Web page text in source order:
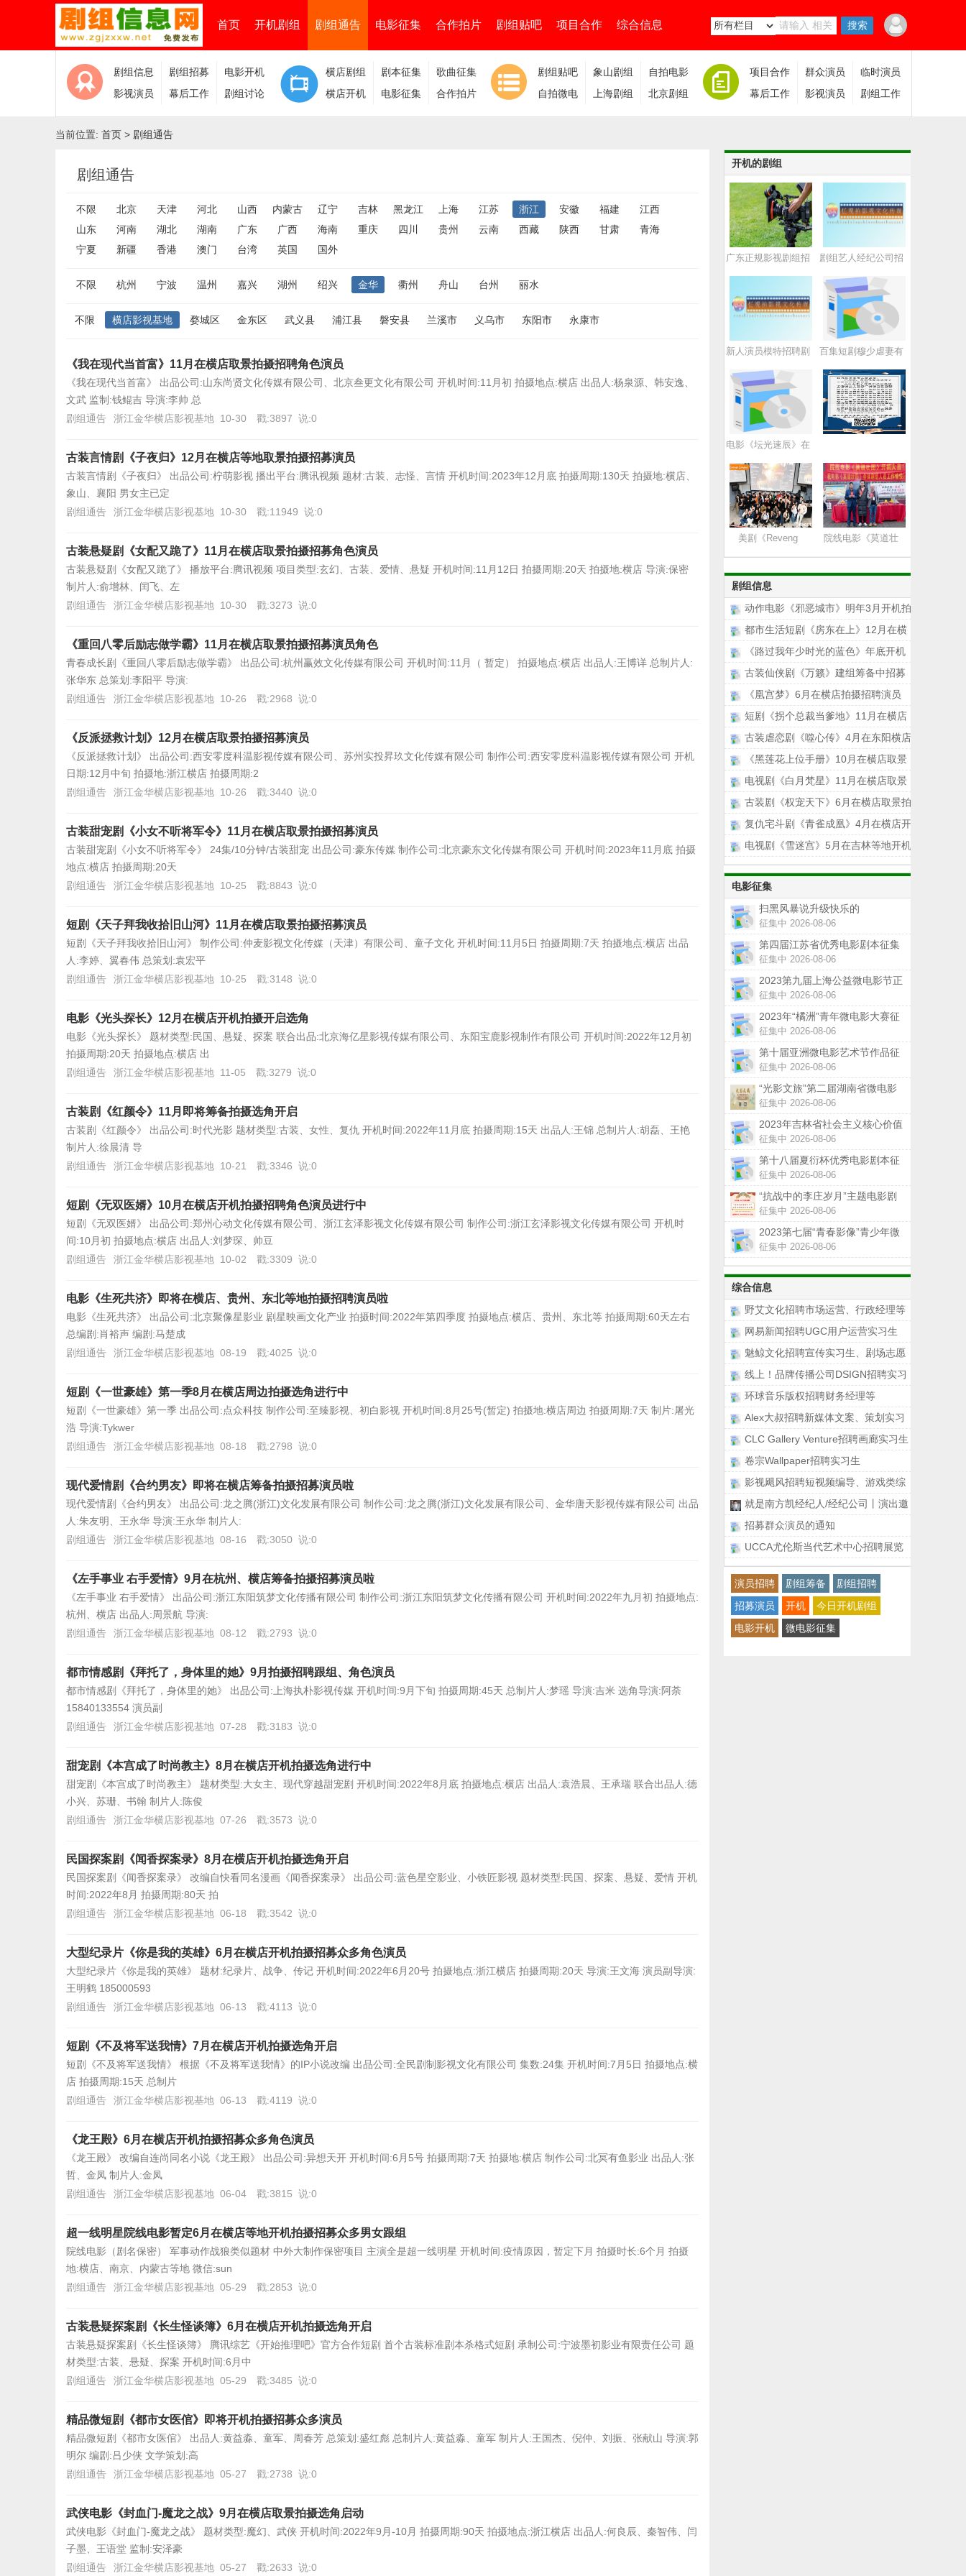
首页 开机剧组 剧组通告 电影征集 合作拍片 剧组贴吧 项目合作 综合信息
剧组信息 剧组招募
电影开机
影视演员
幕后工作 剧组讨论
横店剧组 剧本征集
歌曲征集
横店开机
电影征集 合作拍片
剧组贴吧 象山剧组
自拍电影
自拍微电
影
上海剧组 北京剧组
项目合作 群众演员
临时演员
幕后工作
影视演员 剧组工作
当前位置: 首页 > 剧组通告
剧组通告
不限 北京 天津 河北 山西 内蒙古 辽宁 吉林 黑龙江 上海 江苏 浙江 安徽 福建
江西
山东
河南 湖北 湖南 广东 广西 海南 重庆 四川 贵州 云南 西藏 陕西 甘肃
青海
宁夏
新疆 香港 澳门 台湾 英国 国外
不限 杭州 宁波 温州 嘉兴 湖州 绍兴 金华 衢州 舟山 台州 丽水
不限 横店影视基地 婺城区 金东区 武义县 浦江县 磐安县 兰溪市 义乌市 东阳市 永康市
《我在现代当首富》11月在横店取景拍摄招聘角色演员
《我在现代当首富》 出品公司:山东尚贤文化传媒有限公司、北京叁更文化有限公司 开机时间:11月初 拍摄地点:横店 出品人:杨泉源、韩安逸、
文武 监制:钱鲲吉 导演:李帅 总
剧组通告
浙江金华横店影视基地 10-30 戳:3897 说:0
古装言情剧《子夜归》12月在横店等地取景拍摄招募演员
古装言情剧《子夜归》 出品公司:柠萌影视 播出平台:腾讯视频 题材:古装、志怪、言情 开机时间:2023年12月底 拍摄周期:130天 拍摄地:横店、
象山、襄阳 男女主已定
剧组通告
浙江金华横店影视基地 10-30 戳:11949 说:0
古装悬疑剧《女配又跪了》11月在横店取景拍摄招募角色演员
古装悬疑剧《女配又跪了》 播放平台:腾讯视频 项目类型:玄幻、古装、爱情、悬疑 开机时间:11月12日 拍摄周期:20天 拍摄地:横店 导演:保密
制片人:俞增林、闰飞、左
剧组通告
浙江金华横店影视基地 10-30 戳:3273 说:0
《重回八零后励志做学霸》11月在横店取景拍摄招募演员角色
青春成长剧《重回八零后励志做学霸》 出品公司:杭州赢效文化传媒有限公司 开机时间:11月（ 暂定） 拍摄地点:横店 出品人:王博详 总制片人:
张华东 总策划:李阳平 导演:
剧组通告
浙江金华横店影视基地 10-26 戳:2968 说:0
《反派拯救计划》12月在横店取景拍摄招募演员
《反派拯救计划》 出品公司:西安零度科温影视传媒有限公司、苏州实投昇玖文化传媒有限公司 制作公司:西安零度科温影视传媒有限公司 开机
日期:12月中旬 拍摄地:浙江横店 拍摄周期:2
剧组通告
浙江金华横店影视基地 10-26 戳:3440 说:0
古装甜宠剧《小女不听将军令》11月在横店取景拍摄招募演员
古装甜宠剧《小女不听将军令》 24集/10分钟/古装甜宠 出品公司:豪东传媒 制作公司:北京豪东文化传媒有限公司 开机时间:2023年11月底 拍摄
地点:横店 拍摄周期:20天
剧组通告
浙江金华横店影视基地 10-25 戳:8843 说:0
短剧《天子拜我收拾旧山河》11月在横店取景拍摄招募演员
短剧《天子拜我收拾旧山河》 制作公司:仲麦影视文化传媒（天津）有限公司、童子文化 开机时间:11月5日 拍摄周期:7天 拍摄地点:横店 出品
人:李婷、翼春伟 总策划:袁宏平
剧组通告
浙江金华横店影视基地 10-25 戳:3148 说:0
电影《光头探长》12月在横店开机拍摄开启选角
电影《光头探长》 题材类型:民国、悬疑、探案 联合出品:北京海亿星影视传媒有限公司、东阳宝鹿影视制作有限公司 开机时间:2022年12月初
拍摄周期:20天 拍摄地点:横店 出
剧组通告
浙江金华横店影视基地 11-05 戳:3279 说:0
古装剧《红颜令》11月即将筹备拍摄选角开启
古装剧《红颜令》 出品公司:时代光影 题材类型:古装、女性、复仇 开机时间:2022年11月底 拍摄周期:15天 出品人:王锦 总制片人:胡磊、王艳
制片人:徐晨清 导
剧组通告
浙江金华横店影视基地 10-21 戳:3346 说:0
短剧《无双医婿》10月在横店开机拍摄招聘角色演员进行中
短剧《无双医婿》 出品公司:郑州心动文化传媒有限公司、浙江玄泽影视文化传媒有限公司 制作公司:浙江玄泽影视文化传媒有限公司 开机时
间:10月初 拍摄地点:横店 出品人:刘梦琛、帅豆
剧组通告
浙江金华横店影视基地 10-02 戳:3309 说:0
电影《生死共济》即将在横店、贵州、东北等地拍摄招聘演员啦
电影《生死共济》 出品公司:北京聚像星影业 剧星映画文化产业 拍摄时间:2022年第四季度 拍摄地点:横店、贵州、东北等 拍摄周期:60天左右
总编剧:肖裕声 编剧:马楚成
剧组通告
浙江金华横店影视基地 08-19 戳:4025 说:0
短剧《一世豪雄》第一季8月在横店周边拍摄选角进行中
短剧《一世豪雄》第一季 出品公司:点众科技 制作公司:至臻影视、初白影视 开机时间:8月25号(暂定) 拍摄地:横店周边 拍摄周期:7天 制片:屠光
浩 导演:Tykwer
剧组通告
浙江金华横店影视基地 08-18 戳:2798 说:0
现代爱情剧《合约男友》即将在横店筹备拍摄招募演员啦
现代爱情剧《合约男友》 出品公司:龙之腾(浙江)文化发展有限公司 制作公司:龙之腾(浙江)文化发展有限公司、金华唐天影视传媒有限公司 出品
人:朱友明、王永华 导演:王永华 制片人:
剧组通告
浙江金华横店影视基地 08-16 戳:3050 说:0
《左手事业 右手爱情》9月在杭州、横店筹备拍摄招募演员啦
《左手事业 右手爱情》 出品公司:浙江东阳筑梦文化传播有限公司 制作公司:浙江东阳筑梦文化传播有限公司 开机时间:2022年九月初 拍摄地点:
杭州、横店 出品人:周景航 导演:
剧组通告
浙江金华横店影视基地 08-12 戳:2793 说:0
都市情感剧《拜托了，身体里的她》9月拍摄招聘跟组、角色演员
都市情感剧《拜托了，身体里的她》 出品公司:上海执朴影视传媒 开机时间:9月下旬 拍摄周期:45天 总制片人:梦瑶 导演:吉米 选角导演:阿荼
15840133554 演员副
剧组通告
浙江金华横店影视基地 07-28 戳:3183 说:0
甜宠剧《本宫成了时尚教主》8月在横店开机拍摄选角进行中
甜宠剧《本宫成了时尚教主》 题材类型:大女主、现代穿越甜宠剧 开机时间:2022年8月底 拍摄地点:横店 出品人:袁浩晨、王承瑞 联合出品人:德
小兴、苏珊、书翰 制片人:陈俊
剧组通告
浙江金华横店影视基地 07-26 戳:3573 说:0
民国探案剧《闻香探案录》8月在横店开机拍摄选角开启
民国探案剧《闻香探案录》 改编自快看同名漫画《闻香探案录》 出品公司:蓝色星空影业、小铁匠影视 题材类型:民国、探案、悬疑、爱情 开机
时间:2022年8月 拍摄周期:80天 拍
剧组通告
浙江金华横店影视基地 06-18 戳:3542 说:0
大型纪录片《你是我的英雄》6月在横店开机拍摄招募众多角色演员
大型纪录片《你是我的英雄》 题材:纪录片、战争、传记 开机时间:2022年6月20号 拍摄地点:浙江横店 拍摄周期:20天 导演:王文海 演员副导演:
王明鹤 185000593
剧组通告
浙江金华横店影视基地 06-13 戳:4113 说:0
短剧《不及将军送我情》7月在横店开机拍摄选角开启
短剧《不及将军送我情》 根据《不及将军送我情》的IP小说改编 出品公司:全民剧制影视文化有限公司 集数:24集 开机时间:7月5日 拍摄地点:横
店 拍摄周期:15天 总制片
剧组通告
浙江金华横店影视基地 06-13 戳:4119 说:0
《龙王殿》6月在横店开机拍摄招募众多角色演员
《龙王殿》 改编自连尚同名小说《龙王殿》 出品公司:异想天开 开机时间:6月5号 拍摄周期:7天 拍摄地:横店 制作公司:北冥有鱼影业 出品人:张
哲、金凤 制片人:金凤
剧组通告
浙江金华横店影视基地 06-04 戳:3815 说:0
超一线明星院线电影暂定6月在横店等地开机拍摄招募众多男女跟组
院线电影（剧名保密） 军事动作战狼类似题材 中外大制作保密项目 主演全是超一线明星 开机时间:疫情原因，暂定下月 拍摄时长:6个月 拍摄
地:横店、南京、内蒙古等地 微信:sun
剧组通告
浙江金华横店影视基地 05-29 戳:2853 说:0
古装悬疑探案剧《长生怪谈簿》6月在横店开机拍摄选角开启
古装悬疑探案剧《长生怪谈簿》 腾讯综艺《开始推理吧》官方合作短剧 首个古装标准剧本杀格式短剧 承制公司:宁波墨初影业有限责任公司 题
材类型:古装、悬疑、探案 开机时间:6月中
剧组通告
浙江金华横店影视基地 05-29 戳:3485 说:0
精品微短剧《都市女医倌》即将开机拍摄招募众多演员
精品微短剧《都市女医倌》 出品人:黄益淼、童军、周春芳 总策划:盛红彪 总制片人:黄益淼、童军 制片人:王国杰、倪仲、刘振、张献山 导演:郭
明尔 编剧:吕少侠 文学策划:高
剧组通告
浙江金华横店影视基地 05-27 戳:2738 说:0
武侠电影《封血门-魔龙之战》9月在横店取景拍摄选角启动
武侠电影《封血门-魔龙之战》 题材类型:魔幻、武侠 开机时间:2022年9月-10月 拍摄周期:90天 拍摄地点:浙江横店 出品人:何良辰、秦智伟、闫
子墨、王语堂 监制:安泽豪
剧组通告
浙江金华横店影视基地 05-27 戳:2633 说:0
开机的剧组
广东正规影视剧组招
剧组艺人经纪公司招
新人演员模特招聘剧
百集短剧穆少虐妻有
电影《坛光速辰》在
美剧《Reveng
院线电影《莫道壮
剧组信息
动作电影《邪恶城市》明年3月开机拍
摄招募演
都市生活短剧《房东在上》12月在横
店取景拍摄
《路过我年少时光的蓝色》年底开机
拍摄招募角
古装仙侠剧《万籁》建组筹备中招募
演员
《凰宫梦》6月在横店拍摄招聘演员
短剧《拐个总裁当爹地》11月在横店
取景拍摄招
古装虐恋剧《噬心传》4月在东阳横店
开机拍摄
《黑莲花上位手册》10月在横店取景
拍摄招聘角
电视剧《白月梵星》11月在横店取景
拍摄招聘角
古装剧《权宠天下》6月在横店取景拍
摄招募演
复仇宅斗剧《青雀成凰》4月在横店开
机拍摄招
电视剧《雪迷宫》5月在吉林等地开机
拍摄招聘
电影征集
扫黑风暴说升级快乐的
征集中 2026-08-06
第四届江苏省优秀电影剧本征集
启事
征集中 2026-08-06
2023第九届上海公益微电影节正
式启动
征集中 2026-08-06
2023年“橘洲”青年微电影大赛征
集作品中 各类大奖等你拿！
征集中 2026-08-06
第十届亚洲微电影艺术节作品征
集活动正式启动
征集中 2026-08-06
“光影文旅”第二届湖南省微电影
大赛湘潭市作品征集正在进行中
征集中 2026-08-06
2023年吉林省社会主义核心价值
观主题微电影（微视频）征集展
示活动公告
征集中 2026-08-06
第十八届夏衍杯优秀电影剧本征
集活动启事
征集中 2026-08-06
“抗战中的李庄岁月”主题电影剧
本征集启事总奖金100万
征集中 2026-08-06
2023第七届“青春影像”青少年微
电影短视频征集展示活动来啦
征集中 2026-08-06
综合信息
野艾文化招聘市场运营、行政经理等
网易新闻招聘UGC用户运营实习生
魅鲸文化招聘宣传实习生、剧场志愿
者
线上！品牌传播公司DSIGN招聘实习
生
环球音乐版权招聘财务经理等
Alex大叔招聘新媒体文案、策划实习
生等
CLC Gallery Venture招聘画廊实习生
卷宗Wallpaper招聘实习生
影视飓风招聘短视频编导、游戏类综
艺编导等
就是南方凯经纪人/经纪公司丨演出邀
约丨170 5
招募群众演员的通知
UCCA尤伦斯当代艺术中心招聘展览
项目主管、设
演员招聘
剧组筹备
剧组招聘
招募演员
开机
今日开机剧组
电影开机
微电影征集